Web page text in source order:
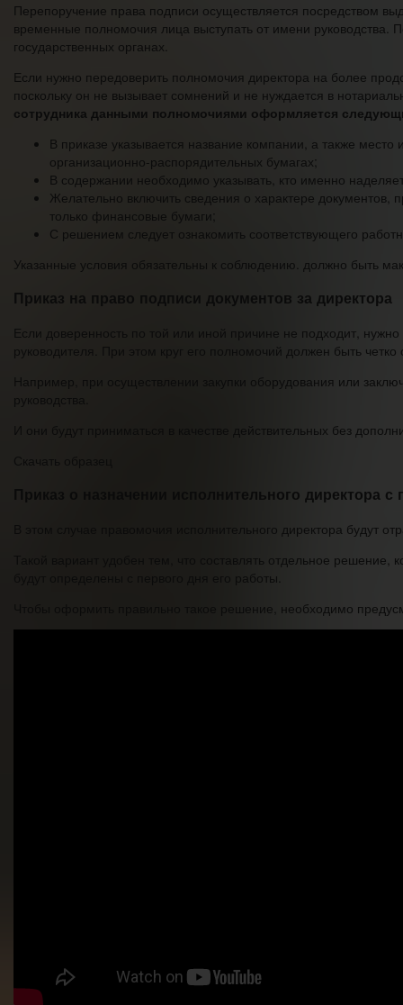
Перепоручение права подписи осуществляется посредством
временные полномочия лица выступать от имени руководства.
государственных органах.
Если нужно передоверить полномочия директора на более
поскольку он не вызывает сомнений и не нуждается в
сотрудника данными полномочиями оформляется
В приказе указывается название компании, а также
организационно-распорядительных бумагах;
В содержании необходимо указывать, кто именно
Желательно включить сведения о характере
только финансовые бумаги;
С решением следует ознакомить соответствующего
Указанные условия обязательны к соблюдению. должно быть
Приказ на право подписи документов за директора
Если доверенность по той или иной причине не подходит,
руководителя. При этом круг его полномочий должен быть
Например, при осуществлении закупки оборудования или
руководства.
И они будут приниматься в качестве действительных без
Приказ о назначении исполнительного директора
В этом случае правомочия исполнительного директора будут
Такой вариант удобен тем, что составлять отдельное
будут определены с первого дня его работы.
Чтобы оформить правильно такое решение, необходимо